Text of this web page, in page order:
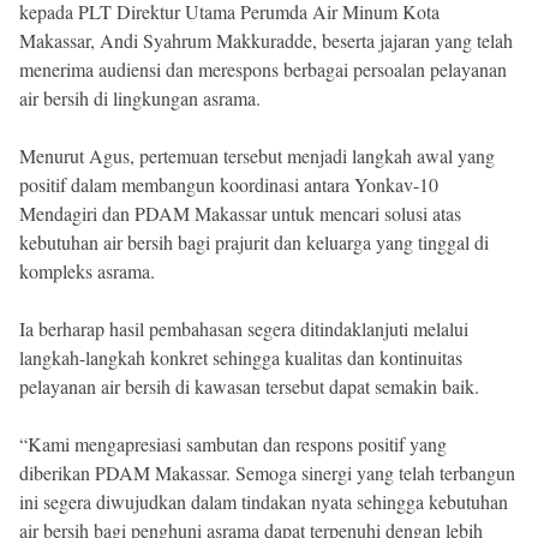
kepada PLT Direktur Utama Perumda Air Minum Kota
Makassar, Andi Syahrum Makkuradde, beserta jajaran yang telah
menerima audiensi dan merespons berbagai persoalan pelayanan
air bersih di lingkungan asrama.
Menurut Agus, pertemuan tersebut menjadi langkah awal yang
positif dalam membangun koordinasi antara Yonkav-10
Mendagiri dan PDAM Makassar untuk mencari solusi atas
kebutuhan air bersih bagi prajurit dan keluarga yang tinggal di
kompleks asrama.
Ia berharap hasil pembahasan segera ditindaklanjuti melalui
langkah-langkah konkret sehingga kualitas dan kontinuitas
pelayanan air bersih di kawasan tersebut dapat semakin baik.
“Kami mengapresiasi sambutan dan respons positif yang
diberikan PDAM Makassar. Semoga sinergi yang telah terbangun
ini segera diwujudkan dalam tindakan nyata sehingga kebutuhan
air bersih bagi penghuni asrama dapat terpenuhi dengan lebih